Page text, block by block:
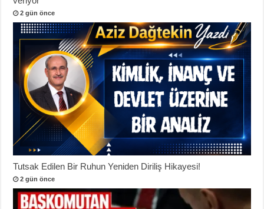
2 gün önce
Tutsak Edilen Bir Ruhun Yeniden Diriliş Hikayesi!
2 gün önce